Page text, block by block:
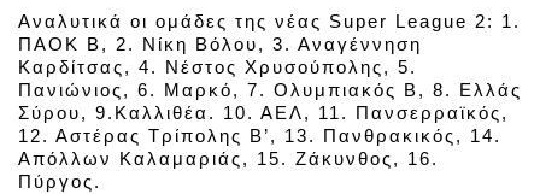
Aναλυτικά οι ομάδες της νέας Super League 2: 1.
ΠΑΟΚ Β, 2. Νίκη Βόλου, 3. Αναγέννηση
Καρδίτσας, 4. Νέστος Χρυσούπολης, 5.
Πανιώνιος, 6. Μαρκό, 7. Ολυμπιακός Β, 8. Ελλάς
Σύρου, 9.Καλλιθέα. 10. ΑΕΛ, 11. Πανσερραϊκός,
12. Αστέρας Τρίπολης Β’, 13. Πανθρακικός, 14.
Απόλλων Καλαμαριάς, 15. Ζάκυνθος, 16.
Πύργος.